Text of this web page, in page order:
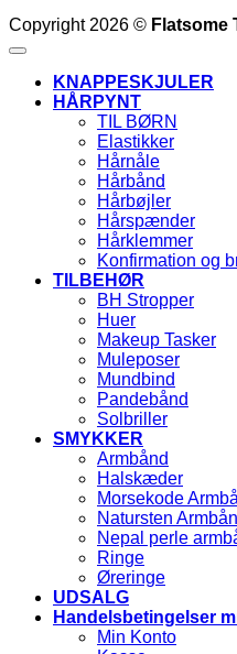
Copyright 2026 © Flatsome
KNAPPESKJULER
HÅRPYNT
TIL BØRN
Elastikker
Hårnåle
Hårbånd
Hårbøjler
Hårspænder
Hårklemmer
Konfirmation og
TILBEHØR
BH Stropper
Huer
Makeup Tasker
Muleposer
Mundbind
Pandebånd
Solbriller
SMYKKER
Armbånd
Halskæder
Morsekode
Natursten
Nepal perle
Ringe
Øreringe
UDSALG
Handelsbetingelser
Min Konto